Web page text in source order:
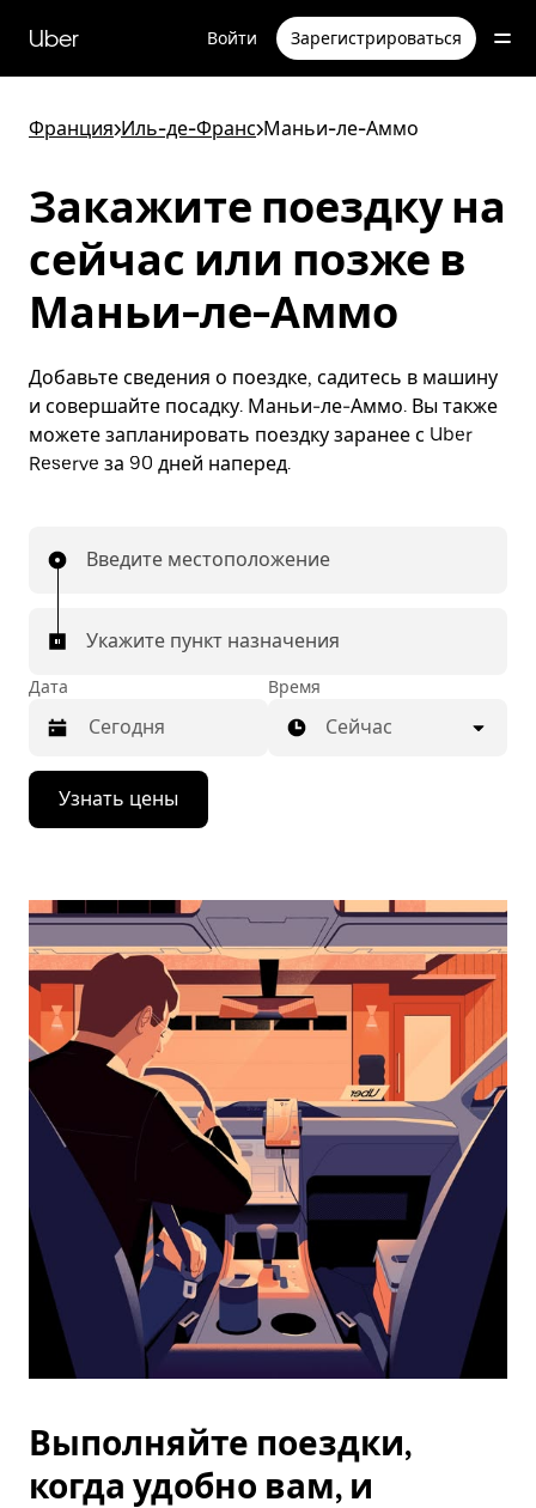
перейти
к
Uber Войти Зарегистрироваться
Франция>Иль-де-Франс>Маньи-ле-Аммо
Закажите поездку на
сейчас или позже в
Маньи-ле-Аммо
Добавьте сведения о поездке, садитесь в машину
и совершайте посадку. Маньи-ле-Аммо. Вы также
можете запланировать поездку заранее с Uber
Reserve за 90 дней наперед.
Введите местоположение
Укажите пункт назначения
Дата
Нажмите
стрелку
вниз,
календарю
выбрать
дату.
Чтобы
закрыть
календарь,
нажмите
Esc.
Время
Сейчас
Узнать цены
Выполняйте поездки,
когда удобно вам, и